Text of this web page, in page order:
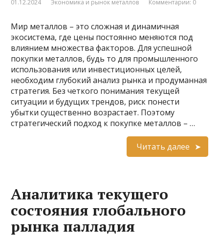
01.12.2024 Экономика и рынок металлов Комментарии: 0
Мир металлов – это сложная и динамичная
экосистема, где цены постоянно меняются под
влиянием множества факторов. Для успешной
покупки металлов, будь то для промышленного
использования или инвестиционных целей,
необходим глубокий анализ рынка и продуманная
стратегия. Без четкого понимания текущей
ситуации и будущих трендов, риск понести
убытки существенно возрастает. Поэтому
стратегический подход к покупке металлов – …
Читать далее
Аналитика текущего
состояния глобального
рынка палладия